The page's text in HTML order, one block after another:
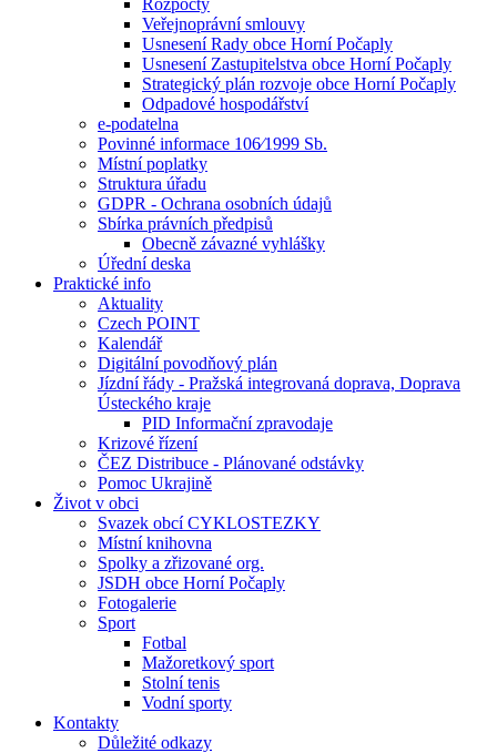
Rozpočty
Veřejnoprávní smlouvy
Usnesení Rady obce Horní Počaply
Usnesení Zastupitelstva obce Horní Počaply
Strategický plán rozvoje obce Horní Počaply
Odpadové hospodářství
e-podatelna
Povinné informace 106⁄1999 Sb.
Místní poplatky
Struktura úřadu
GDPR - Ochrana osobních údajů
Sbírka právních předpisů
Obecně závazné vyhlášky
Úřední deska
Praktické info
Aktuality
Czech POINT
Kalendář
Digitální povodňový plán
Jízdní řády - Pražská integrovaná doprava, Doprava
Ústeckého kraje
PID Informační zpravodaje
Krizové řízení
ČEZ Distribuce - Plánované odstávky
Pomoc Ukrajině
Život v obci
Svazek obcí CYKLOSTEZKY
Místní knihovna
Spolky a zřizované org.
JSDH obce Horní Počaply
Fotogalerie
Sport
Fotbal
Mažoretkový sport
Stolní tenis
Vodní sporty
Kontakty
Důležité odkazy